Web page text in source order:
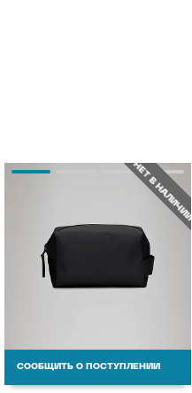
НЕТ В НАЛИЧИИ
СООБЩИТЬ О ПОСТУПЛЕНИИ